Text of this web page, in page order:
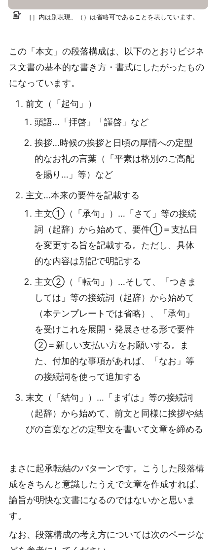
［］内は別表現、（）は省略可であることを表しています。
この「本文」の段落構成は、以下のとおりビジネ
ス文書の基本的な書き方・書式にしたがったもの
になっています。
前文（「起句」）
頭語…「拝啓」「謹啓」など
挨拶…時候の挨拶と日頃の厚情への定型
的なお礼の言葉（「平素は格別のご高配
を賜り…」等）など
主文…本来の要件を記載する
主文①（「承句」）…「さて」等の接続
詞（起辞）から始めて、要件①＝支払日
を変更する旨を記載する。ただし、具体
的な内容は別記で明記する
主文②（「転句」）…そして、「つきま
しては」等の接続詞（起辞）から始めて
（本テンプレートでは省略）、「承句」
を受けこれを展開・発展させる形で要件
②＝新しい支払い方をお願いする。ま
た、付加的な事項があれば、「なお」等
の接続詞を使って追加する
末文（「結句」）…「まずは」等の接続詞
（起辞）から始めて、前文と同様に挨拶や結
びの言葉などの定型文を書いて文章を締める
まさに起承転結のパターンです。こうした段落構
成をきちんと意識したうえで文章を作成すれば、
論旨が明快な文書になるのではないかと思いま
す。
なお、段落構成の考え方については次のページな